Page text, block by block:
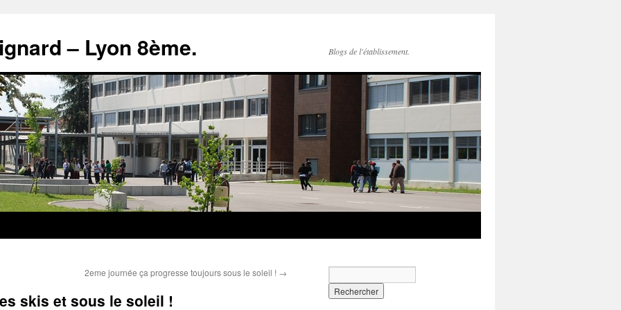
– Lyon 8ème. Blogs de l'établissement.
2eme journée ça progresse toujours sous le soleil ! →
skis et sous le soleil !